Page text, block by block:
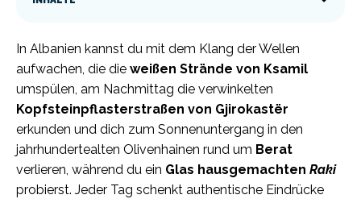
In Albanien kannst du mit dem Klang der Wellen
aufwachen, die die weißen Strände von Ksamil
umspülen, am Nachmittag die verwinkelten
Kopfsteinpflasterstraßen von Gjirokastër
erkunden und dich zum Sonnenuntergang in den
jahrhundertealten Olivenhainen rund um Berat
verlieren, während du ein Glas hausgemachten Raki
probierst. Jeder Tag schenkt authentische Eindrücke